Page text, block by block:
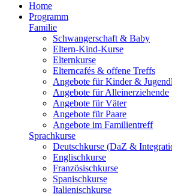
Home
Programm
Familie
Schwangerschaft & Baby
Eltern-Kind-Kurse
Elternkurse
Elterncafés & offene Treffs
Angebote für Kinder &
Angebote für Alleinerziehende
Angebote für Väter
Angebote für Paare
Angebote im Familientreff
Sprachkurse
Deutschkurse (DaZ &
Englischkurse
Französischkurse
Spanischkurse
Italienischkurse